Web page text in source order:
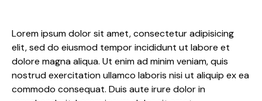
Lorem ipsum dolor sit amet, consectetur adipisicing
elit, sed do eiusmod tempor incididunt ut labore et
dolore magna aliqua. Ut enim ad minim veniam, quis
nostrud exercitation ullamco laboris nisi ut aliquip ex ea
commodo consequat. Duis aute irure dolor in